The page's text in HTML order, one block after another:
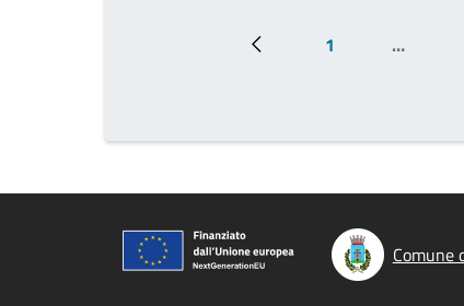
Pagina precedente
Prima pagina
1 …
Comune